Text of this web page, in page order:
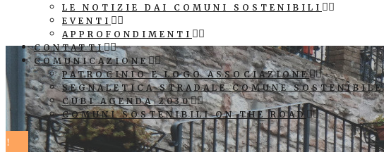
LE NOTIZIE DAI COMUNI SOSTENIBILI
EVENTI
APPROFONDIMENTI
CONTATTI
COMUNICAZIONE
PATROCINIO E LOGO ASSOCIAZIONE
SEGNALETICA STRADALE COMUNE SOSTENIBILE
CUBI AGENDA 2030
COMUNI SOSTENIBILI ON THE ROAD